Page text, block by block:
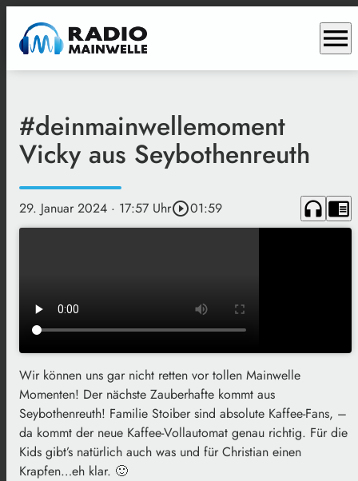
menu
#deinmainwellemoment
Vicky aus Seybothenreuth
29. Januar 2024 · 17:57 Uhrplay_circle_outline01:59 headphones chrome_reader_mode
Wir können uns gar nicht retten vor tollen Mainwelle
Momenten! Der nächste Zauberhafte kommt aus
Seybothenreuth! Familie Stoiber sind absolute Kaffee-Fans, –
da kommt der neue Kaffee-Vollautomat genau richtig. Für die
Kids gibt’s natürlich auch was und für Christian einen
Krapfen…eh klar. 🙂